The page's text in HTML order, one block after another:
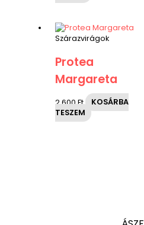
Szárazvirágok
Protea
Margareta
2,600Ft
KOSÁRBA
TESZEM